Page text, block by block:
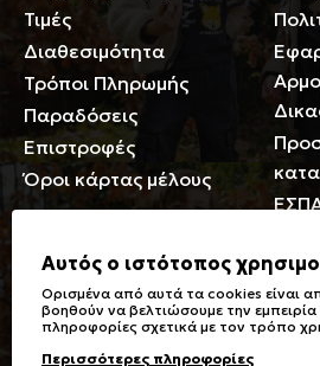
Τιμές
Διαθεσιμότητα
Τρόποι Πληρωμής
Παραδόσεις
Επιστροφές
Όροι κάρτας μέλους
Γενικά
Καταστήματα
Ειδικές Εκπτώσεις ΑμΕΑ
Αυτός ο ιστότοπος
Ορισμένα από αυτά τα cookies είναι
βοηθούν να βελτιώσουμε την
πληροφορίες σχετικά με τον τρόπο
Περισσότερες πληροφορίες